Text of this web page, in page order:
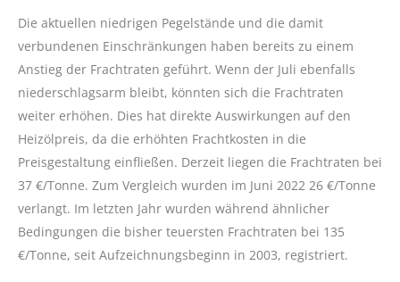
Die aktuellen niedrigen Pegelstände und die damit
verbundenen Einschränkungen haben bereits zu einem
Anstieg der Frachtraten geführt. Wenn der Juli ebenfalls
niederschlagsarm bleibt, könnten sich die Frachtraten
weiter erhöhen. Dies hat direkte Auswirkungen auf den
Heizölpreis, da die erhöhten Frachtkosten in die
Preisgestaltung einfließen. Derzeit liegen die Frachtraten bei
37 €/Tonne. Zum Vergleich wurden im Juni 2022 26 €/Tonne
verlangt. Im letzten Jahr wurden während ähnlicher
Bedingungen die bisher teuersten Frachtraten bei 135
€/Tonne, seit Aufzeichnungsbeginn in 2003, registriert.